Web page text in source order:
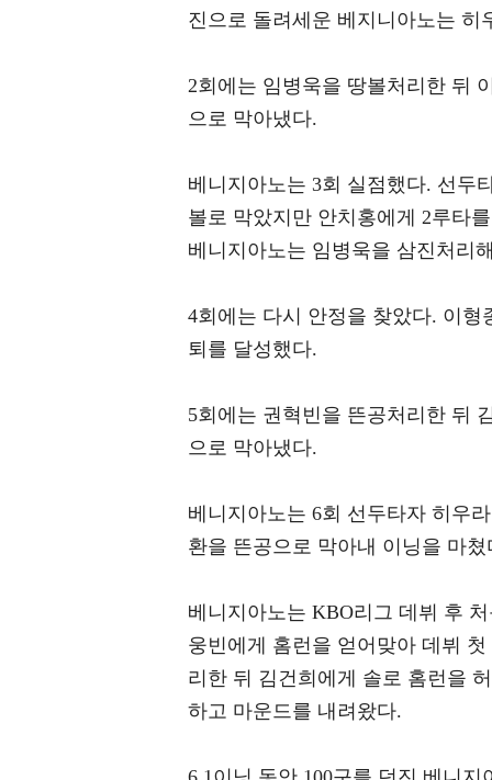
진으로 돌려세운 베지니아노는 히
2회에는 임병욱을 땅볼처리한 뒤
으로 막아냈다.
베니지아노는 3회 실점했다. 선두
볼로 막았지만 안치홍에게 2루타
베니지아노는 임병욱을 삼진처리
4회에는 다시 안정을 찾았다. 이
퇴를 달성했다.
5회에는 권혁빈을 뜬공처리한 뒤
으로 막아냈다.
베니지아노는 6회 선두타자 히우
환을 뜬공으로 막아내 이닝을 마쳤
베니지아노는 KBO리그 데뷔 후
웅빈에게 홈런을 얻어맞아 데뷔
리한 뒤 김건희에게 솔로 홈런을
하고 마운드를 내려왔다.